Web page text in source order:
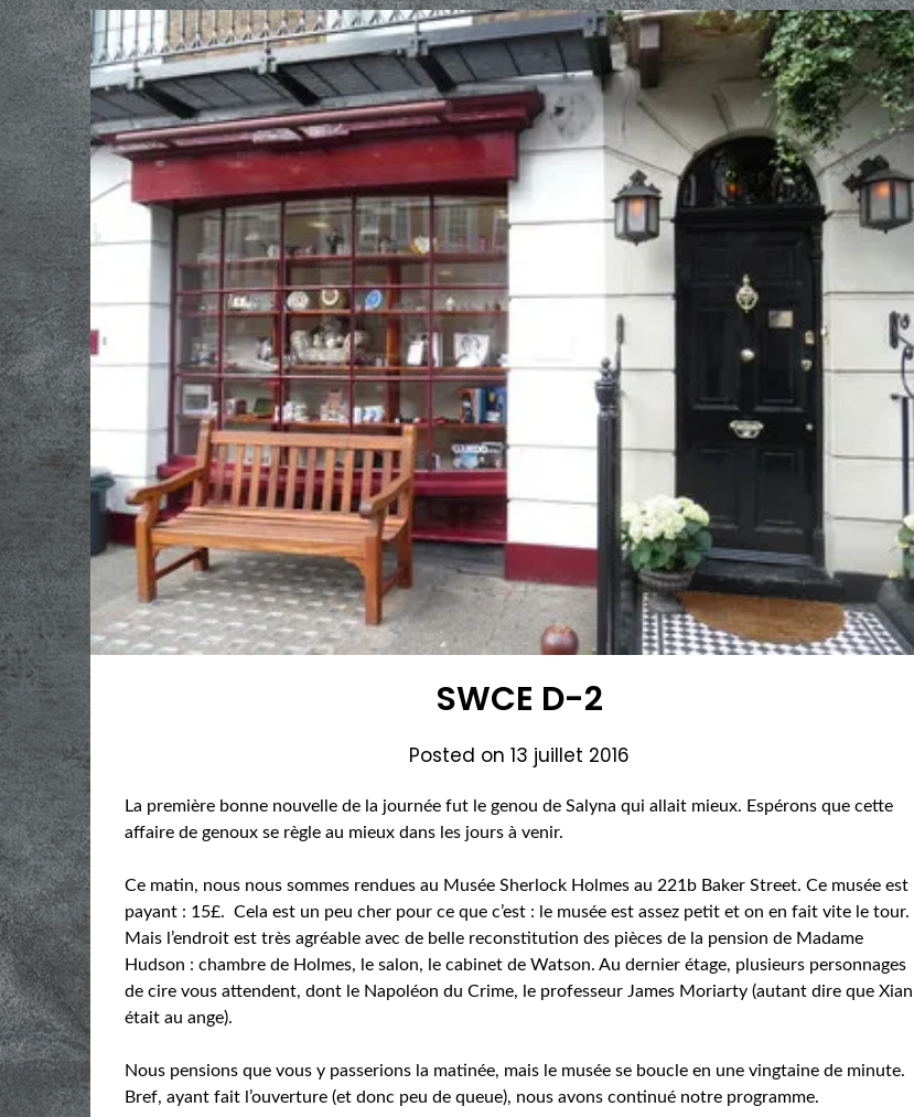
SWCE D-2
Posted on13 juillet 2016
La première bonne nouvelle de la journée fut le genou de Salyna qui allait mieux. Espérons que cette
affaire de genoux se règle au mieux dans les jours à venir.
Ce matin, nous nous sommes rendues au Musée Sherlock Holmes au 221b Baker Street. Ce musée est
payant : 15£. Cela est un peu cher pour ce que c’est : le musée est assez petit et on en fait vite le tour.
Mais l’endroit est très agréable avec de belle reconstitution des pièces de la pension de Madame
Hudson : chambre de Holmes, le salon, le cabinet de Watson. Au dernier étage, plusieurs personnages
de cire vous attendent, dont le Napoléon du Crime, le professeur James Moriarty (autant dire que Xian
était au ange).
Nous pensions que vous y passerions la matinée, mais le musée se boucle en une vingtaine de minute.
Bref, ayant fait l’ouverture (et donc peu de queue), nous avons continué notre programme.